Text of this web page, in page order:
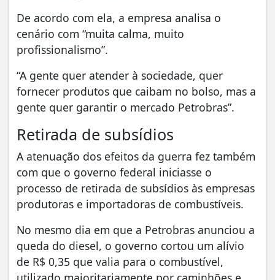
De acordo com ela, a empresa analisa o
cenário com “muita calma, muito
profissionalismo”.
“A gente quer atender à sociedade, quer
fornecer produtos que caibam no bolso, mas a
gente quer garantir o mercado Petrobras”.
Retirada de subsídios
A atenuação dos efeitos da guerra fez também
com que o governo federal iniciasse o
processo de retirada de subsídios às empresas
produtoras e importadoras de combustíveis.
No mesmo dia em que a Petrobras anunciou a
queda do diesel, o governo cortou um alívio
de R$ 0,35 que valia para o combustível,